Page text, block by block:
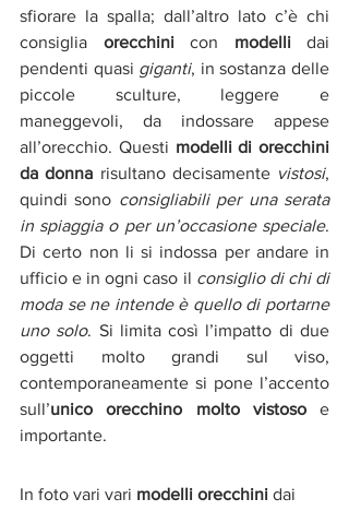
sfiorare la spalla; dall’altro lato c’è chi
consiglia orecchini con modelli dai
pendenti quasi giganti, in sostanza delle
piccole sculture, leggere e
maneggevoli, da indossare appese
all’orecchio. Questi modelli di orecchini
da donna risultano decisamente vistosi,
quindi sono consigliabili per una serata
in spiaggia o per un’occasione speciale.
Di certo non li si indossa per andare in
ufficio e in ogni caso il consiglio di chi di
moda se ne intende è quello di portarne
uno solo. Si limita così l’impatto di due
oggetti molto grandi sul viso,
contemporaneamente si pone l’accento
sull’unico orecchino molto vistoso e
importante.
In foto vari vari modelli orecchini dai